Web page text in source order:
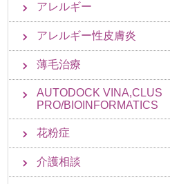
アレルギー
アレルギー性皮膚炎
薄毛治療
AUTODOCK VINA,CLUS
PRO/BIOINFORMATICS
花粉症
介護相談